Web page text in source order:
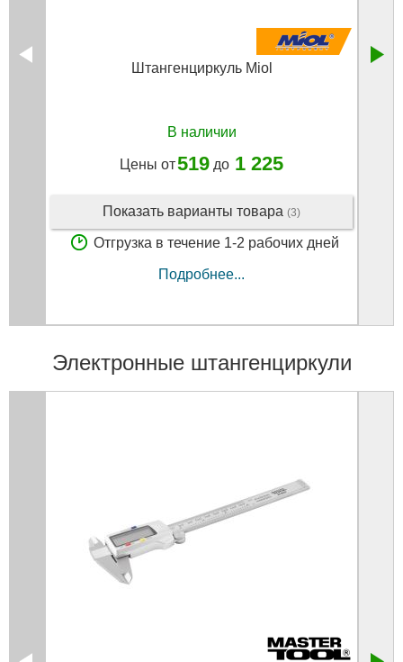
Штангенциркуль Miol
В наличии
Цены от519 до 1 225
Показать варианты товара (3)
Отгрузка в течение 1-2 рабочих дней
Подробнее...
Электронные штангенциркули